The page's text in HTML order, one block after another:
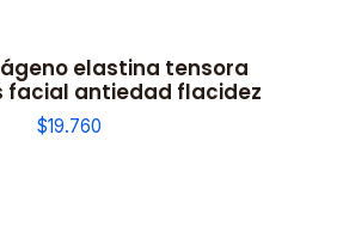
elastina tensora
facial antiedad flacidez
$19.760